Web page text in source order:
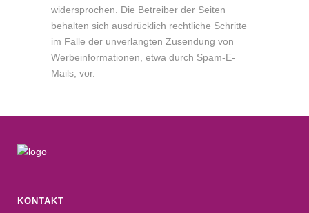
widersprochen. Die Betreiber der Seiten
behalten sich ausdrücklich rechtliche Schritte
im Falle der unverlangten Zusendung von
Werbeinformationen, etwa durch Spam-E-
Mails, vor.
KONTAKT